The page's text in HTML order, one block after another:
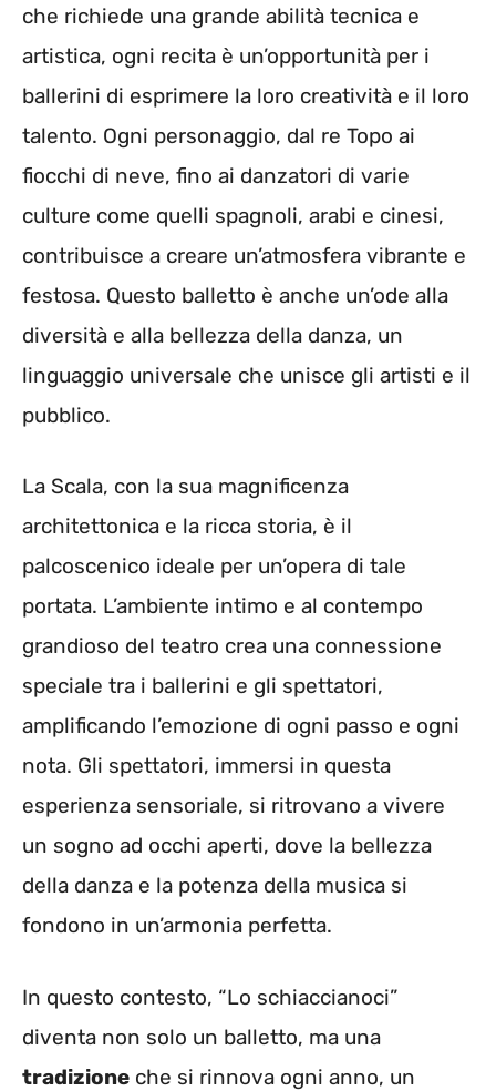
che richiede una grande abilità tecnica e
artistica, ogni recita è un’opportunità per i
ballerini di esprimere la loro creatività e il loro
talento. Ogni personaggio, dal re Topo ai
fiocchi di neve, fino ai danzatori di varie
culture come quelli spagnoli, arabi e cinesi,
contribuisce a creare un’atmosfera vibrante e
festosa. Questo balletto è anche un’ode alla
diversità e alla bellezza della danza, un
linguaggio universale che unisce gli artisti e il
pubblico.
La Scala, con la sua magnificenza
architettonica e la ricca storia, è il
palcoscenico ideale per un’opera di tale
portata. L’ambiente intimo e al contempo
grandioso del teatro crea una connessione
speciale tra i ballerini e gli spettatori,
amplificando l’emozione di ogni passo e ogni
nota. Gli spettatori, immersi in questa
esperienza sensoriale, si ritrovano a vivere
un sogno ad occhi aperti, dove la bellezza
della danza e la potenza della musica si
fondono in un’armonia perfetta.
In questo contesto, “Lo schiaccianoci”
diventa non solo un balletto, ma una
tradizione che si rinnova ogni anno, un